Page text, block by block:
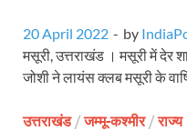
20 April 2022 - by
मसूरी, उत्तराखंड । मसूरी में देर
जोशी ने लायंस क्लब मसूरी के
उत्तराखंड/जम्मू-कश्मीर/राज्य